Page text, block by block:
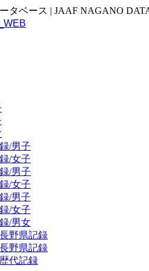
タベース | JAAF NAGANO
/男子
/女子
/男子
/女子
/男子
/女子
/男女
野県記録
野県記録
代記録